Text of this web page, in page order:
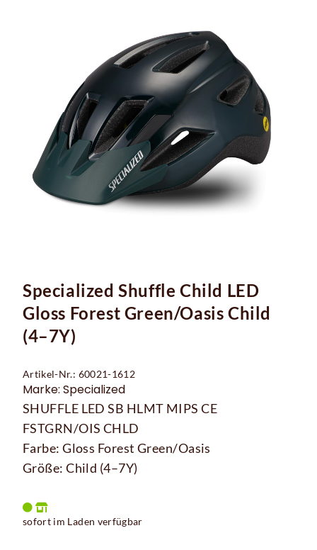
Specialized Shuffle Child LED
Gloss Forest Green/Oasis Child
(4–7Y)
Artikel-Nr.: 60021-1612
Marke: Specialized
SHUFFLE LED SB HLMT MIPS CE
FSTGRN/OIS CHLD
Farbe: Gloss Forest Green/Oasis
Größe: Child (4–7Y)
sofort im Laden verfügbar